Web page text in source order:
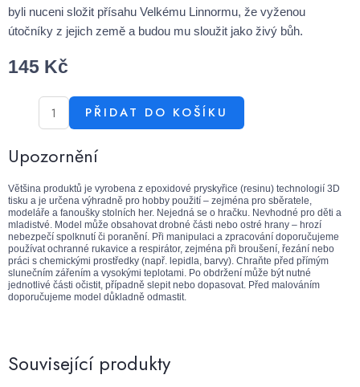
byli nuceni složit přísahu Velkému Linnormu, že vyženou
útočníky z jejich země a budou mu sloužit jako živý bůh.
145 Kč
PŘIDAT DO KOŠÍKU
Upozornění
Většina produktů je vyrobena z epoxidové pryskyřice (resinu) technologií 3D
tisku a je určena výhradně pro hobby použití – zejména pro sběratele,
modeláře a fanoušky stolních her. Nejedná se o hračku. Nevhodné pro děti a
mladistvé. Model může obsahovat drobné části nebo ostré hrany – hrozí
nebezpečí spolknutí či poranění. Při manipulaci a zpracování doporučujeme
používat ochranné rukavice a respirátor, zejména při broušení, řezání nebo
práci s chemickými prostředky (např. lepidla, barvy). Chraňte před přímým
slunečním zářením a vysokými teplotami. Po obdržení může být nutné
jednotlivé části očistit, případně slepit nebo dopasovat. Před malováním
doporučujeme model důkladně odmastit.
Související produkty